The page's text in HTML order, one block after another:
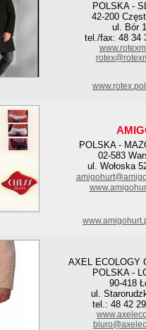
POLSKA -
42-200
ul. Bór
tel./fax: 48 34
POLSKA -
02-583
ul. Wołoska
AXEL ECOLOGY
POLSKA -
90-418
ul.
tel.: 48 42